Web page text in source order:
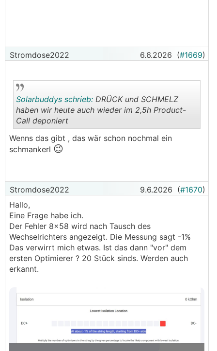
Stromdose2022 6.6.2026 (#1669)
..
Solarbuddys schrieb: DRÜCK und SCHMELZ
haben wir heute auch wieder im 2,5h Product-
Call deponiert
Wenns das gibt , das wär schon nochmal ein
schmankerl 😉
Stromdose2022 9.6.2026 (#1670)
Hallo,
Eine Frage habe ich.
Der Fehler 8x58 wird nach Tausch des
Wechselrichters angezeigt. Die Messung sagt -1%
Das verwirrt mich etwas. Ist das dann "vor" dem
ersten Optimierer ? 20 Stück sinds. Werden auch
erkannt.